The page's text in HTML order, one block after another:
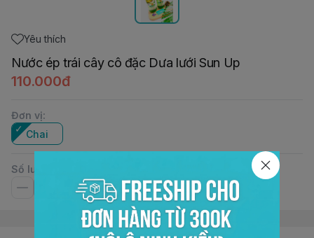
Yêu thích
Nước ép trái cây cô đặc Dưa lưới Sun Up
110.000đ
Đơn vị:
Chai
Số lượng